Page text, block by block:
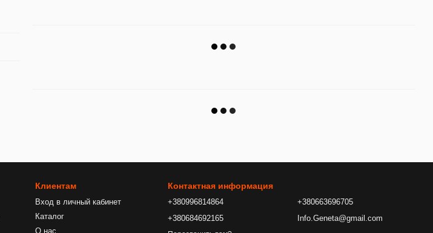
Клиентам
Вход в личный кабинет
Каталог
О нас
Контактная информация
+380996814864
+380684692165
+380663696705
Info.Geneta@gmail.com